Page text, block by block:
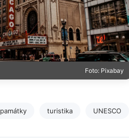
Foto: Pixabay
památky turistika UNESCO